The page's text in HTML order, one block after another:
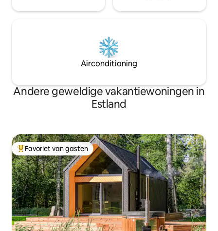
Airconditioning
Andere geweldige vakantiewoningen in
Estland
Topfavoriet van gasten
Favoriet van gasten